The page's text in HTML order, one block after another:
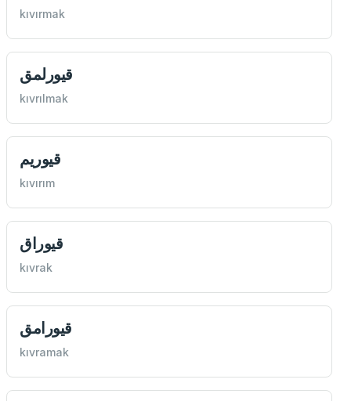
kıvırmak
قيورلمق
kıvrılmak
قيوريم
kıvırım
قيوراق
kıvrak
قيورامق
kıvramak